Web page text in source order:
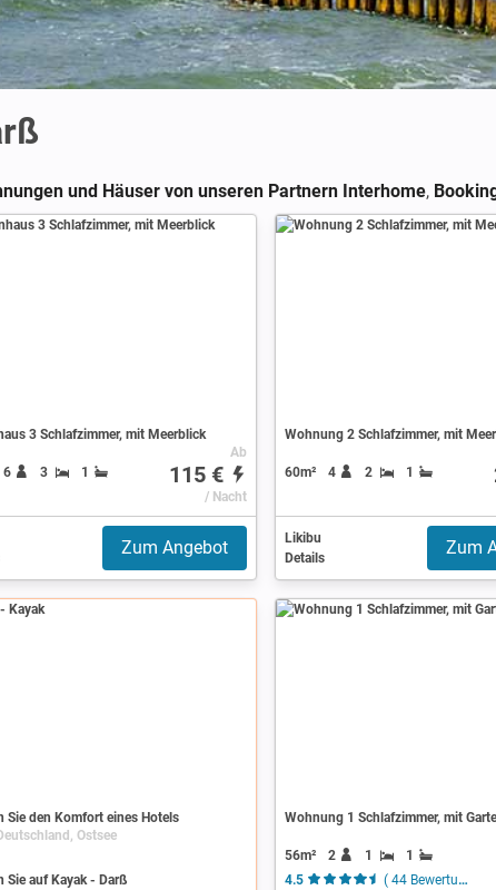
und Häuser von unseren Partnern Interhome,
3 Schlafzimmer, mit Meerblick
6 3 1
Ab
115 €
/ Nacht
Zum Angebot
Wohnung 2 Schlafzimmer, mit
60m² 4 2 1
Likibu
Details
Zum
Sie den Komfort eines Hotels
Ostsee
Sie auf Kayak - Darß
Wohnung 1 Schlafzimmer, mit
56m² 2 1
1
4.5
( 44 Bewertungen )